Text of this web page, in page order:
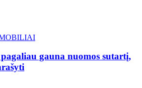
gauna nuomos sutartį,